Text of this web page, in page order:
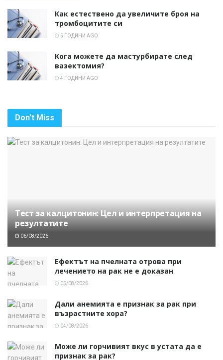
Как естествено да увеличите броя на
тромбоцитите си
5 ГОДИНИ AGO
Кога можете да мастурбирате след
вазектомия?
4 ГОДИНИ AGO
Don't Miss
Тест за калцитонин: Цел и интерпретация на
резултатите
06/08/2026
Ефектът на пчелната отрова при
лечението на рак не е доказан
05/08/2026
Дали анемията е признак за рак при
възрастните хора?
04/08/2026
Може ли горчивият вкус в устата да е
признак за рак?